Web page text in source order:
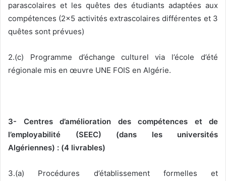
parascolaires et les quêtes des étudiants adaptées aux
compétences (2×5 activités extrascolaires différentes et 3
quêtes sont prévues)
2.(c) Programme d’échange culturel via l’école d’été
régionale mis en œuvre UNE FOIS en Algérie.
3- Centres d’amélioration des compétences et de
l’employabilité (SEEC) (dans les universités
Algériennes) : (4 livrables)
3.(a) Procédures d’établissement formelles et